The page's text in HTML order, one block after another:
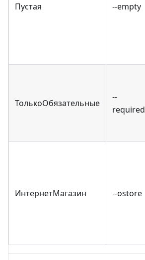
Пустая --empty
ТолькоОбязательные
--
required
ИнтернетМагазин --ostore